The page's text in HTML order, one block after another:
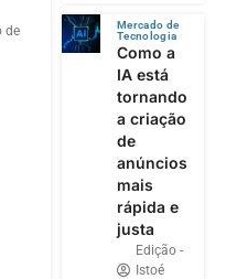
de
Mercado de
Tecnologia
Como a
IA está
tornando
a criação
de
anúncios
mais
rápida e
justa
Edição -
Istoé